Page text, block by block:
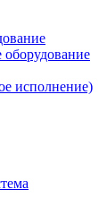
оборудование
исполнение)